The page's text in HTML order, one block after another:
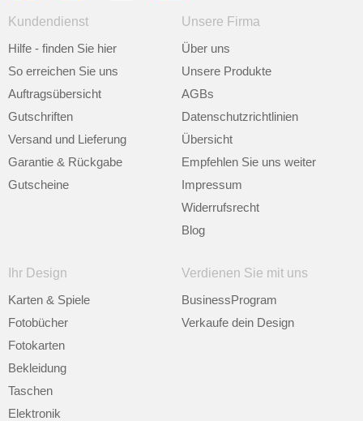
Kundendienst
Hilfe - finden Sie hier
So erreichen Sie uns
Auftragsübersicht
Gutschriften
Versand und Lieferung
Garantie & Rückgabe
Gutscheine
Unsere Firma
Über uns
Unsere Produkte
AGBs
Datenschutzrichtlinien
Übersicht
Empfehlen Sie uns weiter
Impressum
Widerrufsrecht
Blog
Ihr Design
Karten & Spiele
Fotobücher
Fotokarten
Bekleidung
Taschen
Elektronik
Verdienen Sie mit uns
BusinessProgram
Verkaufe dein Design